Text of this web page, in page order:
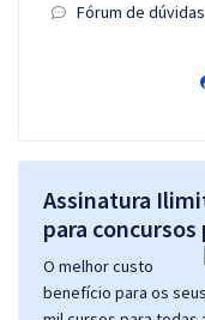
Fórum de
Assinatura
para
O melhor custo
benefício para os